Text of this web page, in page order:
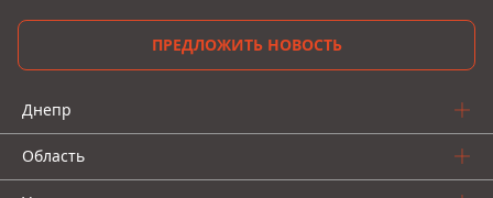
ПРЕДЛОЖИТЬ НОВОСТЬ
Днепр
Область